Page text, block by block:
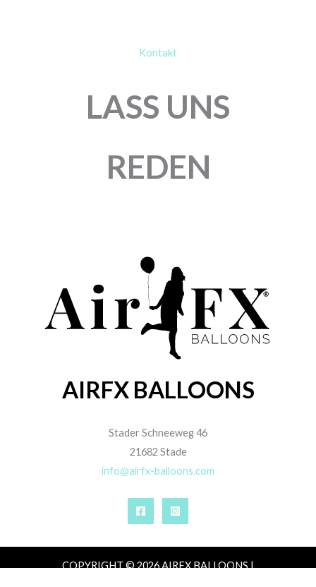
Kontakt
LASS UNS
REDEN
AIRFX BALLOONS
Stader Schneeweg 46
21682 Stade
info@airfx-balloons.com
COPYRIGHT © 2026 AIRFX BALLOONS |